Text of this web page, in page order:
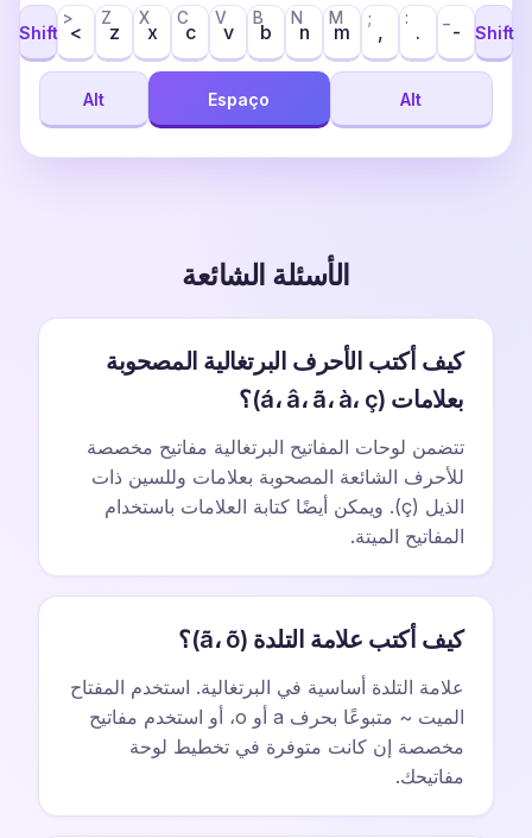
Shift <
>
z
Z
x
X
c
C
v
V
b
B
n
N
m
M
,
;
.
:
- Shift
Alt Espaço Alt
الأسئلة الشائعة
كيف أكتب الأحرف البرتغالية المصحوبة
بعلامات (á، â، ã، à، ç)؟
تتضمن لوحات المفاتيح البرتغالية مفاتيح مخصصة
للأحرف الشائعة المصحوبة بعلامات وللسين ذات
الذيل (ç). ويمكن أيضًا كتابة العلامات باستخدام
المفاتيح الميتة.
كيف أكتب علامة التلدة (ã، õ)؟
علامة التلدة أساسية في البرتغالية. استخدم المفتاح
الميت ~ متبوعًا بحرف a أو o، أو استخدم مفاتيح
مخصصة إن كانت متوفرة في تخطيط لوحة
مفاتيحك.